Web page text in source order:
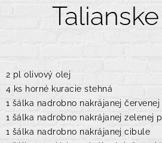
2 pl olivový olej
4 ks horné kuracie stehná
1 šálka nadrobno nakrájanej
1 šálka nadrobno nakrájanej zelenej
1 šálka nadrobno nakrájanej cibule